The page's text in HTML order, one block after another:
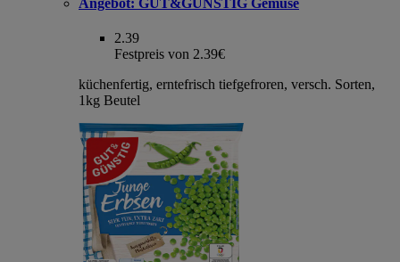
Angebot: GUT&GÜNSTIG Gemüse
2.39
Festpreis von 2.39€
küchenfertig, erntefrisch tiefgefroren, versch. Sorten,
1kg Beutel